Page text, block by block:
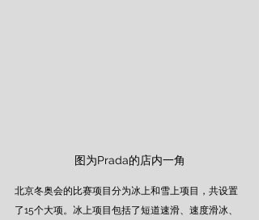
图为Prada的店内一角
北京冬奥会的比赛项目分为冰上和雪上项目，共设置
了15个大项。冰上项目包括了短道速滑、速度滑冰、